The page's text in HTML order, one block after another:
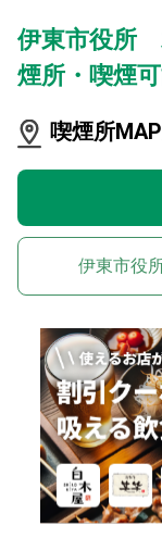
伊東市役所
煙所・喫煙
喫煙所
伊東市役